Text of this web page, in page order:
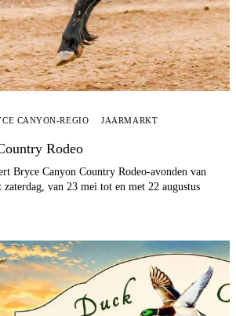
CANYON-REGIO JAARMARKT
Rodeo
Bryce Canyon Country Rodeo-avonden van
zaterdag, van 23 mei tot en met 22 augustus